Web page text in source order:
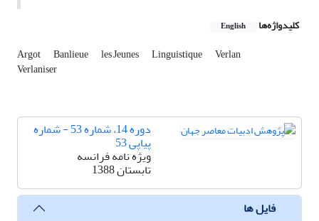
کلیدواژه‌ها English
Argot Banlieue les Jeunes Linguistique Verlan
Verlaniser
دوره 14، شماره 53 - شماره
پیاپی 53
ویژه نامه فرانسه
تابستان 1388
فایل ها